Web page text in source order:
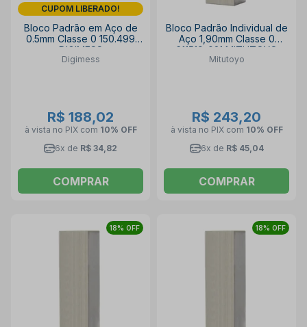
CUPOM LIBERADO!
Bloco Padrão em Aço de
0.5mm Classe 0 150.499
DIGIMESS
Digimess
R$ 188,02
à vista no PIX com 10% OFF
6x de R$ 34,82
COMPRAR
Bloco Padrão Individual de
Aço 1,90mm Classe 0
611519-021 MITUTOYO
Mitutoyo
R$ 243,20
à vista no PIX com 10% OFF
6x de R$ 45,04
COMPRAR
18% OFF 18% OFF